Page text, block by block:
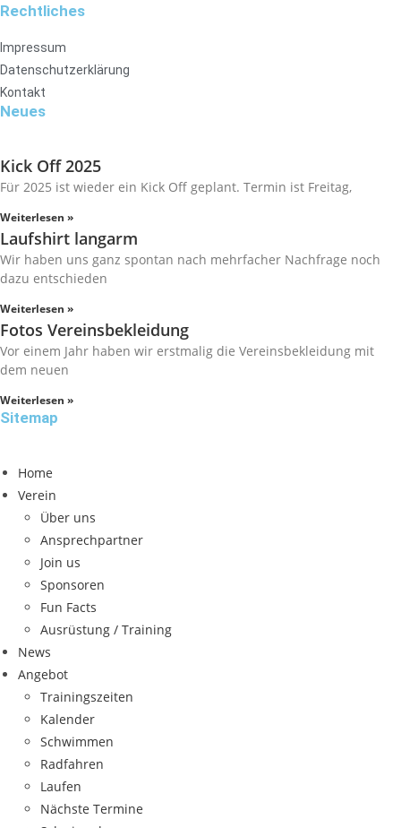
Rechtliches
Impressum
Datenschutzerklärung
Kontakt
Neues
Kick Off 2025
Für 2025 ist wieder ein Kick Off geplant. Termin ist Freitag,
Weiterlesen »
Laufshirt langarm
Wir haben uns ganz spontan nach mehrfacher Nachfrage noch
dazu entschieden
Weiterlesen »
Fotos Vereinsbekleidung
Vor einem Jahr haben wir erstmalig die Vereinsbekleidung mit
dem neuen
Weiterlesen »
Sitemap
Home
Verein
Über uns
Ansprechpartner
Join us
Sponsoren
Fun Facts
Ausrüstung / Training
News
Angebot
Trainingszeiten
Kalender
Schwimmen
Radfahren
Laufen
Nächste Termine